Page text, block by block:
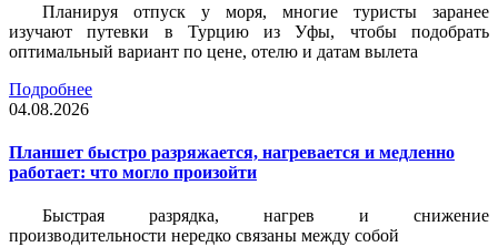
Планируя отпуск у моря, многие туристы заранее
изучают путевки в Турцию из Уфы, чтобы подобрать
оптимальный вариант по цене, отелю и датам вылета
Подробнее
04.08.2026
Планшет быстро разряжается, нагревается и медленно
работает: что могло произойти
Быстрая разрядка, нагрев и снижение
производительности нередко связаны между собой